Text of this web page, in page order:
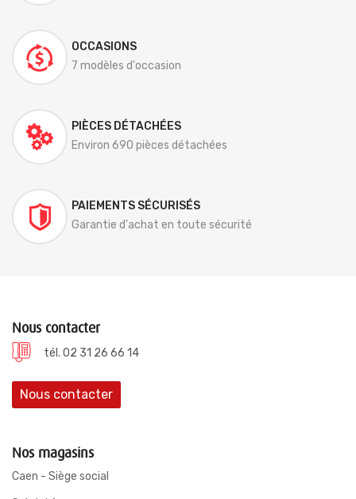
OCCASIONS
7 modèles d'occasion
PIÈCES DÉTACHÉES
Environ 690 pièces détachées
PAIEMENTS SÉCURISÉS
Garantie d'achat en toute sécurité
Nous contacter
tél. 02 31 26 66 14
Nous contacter
Nos magasins
Caen - Siège social